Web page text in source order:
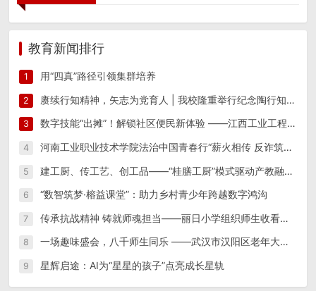
教育新闻排行
1 用“四真”路径引领集群培养
2 赓续行知精神，矢志为党育人 | 我校隆重举行纪念陶行知先生逝世八十周年活动
3 数字技能“出摊”！解锁社区便民新体验 ——江西工业工程职业技术学院信息工程学院“星火筑梦”实践团 一站式便民志愿服务
4 河南工业职业技术学院法治中国青春行“薪火相传 反诈筑防”实践团开展反诈宣传教育系列活动
5 建工厨、传工艺、创工品——“桂膳工厨”模式驱动产教融合创新实践
6 “数智筑梦·榕益课堂”：助力乡村青少年跨越数字鸿沟
7 传承抗战精神 铸就师魂担当——丽日小学组织师生收看纪念中国人民抗日战争暨世界反法西斯战争胜利80周年阅兵仪式
8 一场趣味盛会，八千师生同乐 ——武汉市汉阳区老年大学隆重举办第15届趣味运动会
9 星辉启途：AI为“星星的孩子”点亮成长星轨